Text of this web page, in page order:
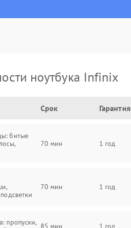
ноутбука Infinix
Срок Гарантия
битые
70 мин 1 год
70 мин 1 год
пропуски, 85 мин 1 год